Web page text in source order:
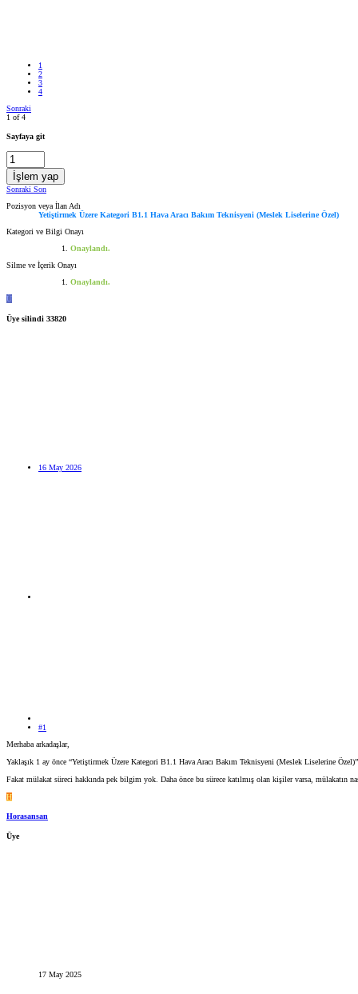
1
2
3
4
Sonraki
1 of 4
Sayfaya git
İşlem yap
Sonraki Son
Pozisyon veya İlan Adı
Yetiştirmek Üzere Kategori B1.1 Hava Aracı Bakım Teknisyeni (Meslek Liselerine Özel)
Kategori ve Bilgi Onayı
Onaylandı.
Silme ve İçerik Onayı
Onaylandı.
Ü
Üye silindi 33820
16 May 2026
#1
Merhaba arkadaşlar,
Yaklaşık 1 ay önce “Yetiştirmek Üzere Kategori B1.1 Hava Aracı Bakım Teknisyeni (Meslek Liselerine
Fakat mülakat süreci hakkında pek bilgim yok. Daha önce bu sürece katılmış olan kişiler varsa, mülakatın
H
Horasansan
Üye
17 May 2025